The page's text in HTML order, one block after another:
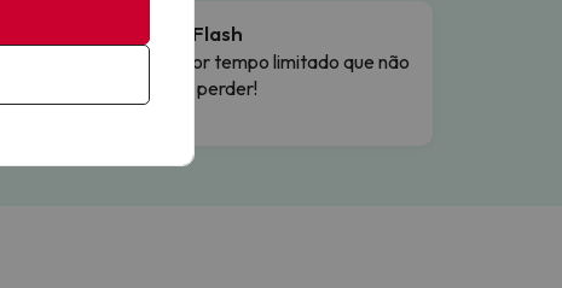
Ofertas Flash
Ofertas por tempo limitado que não
vai querer perder!